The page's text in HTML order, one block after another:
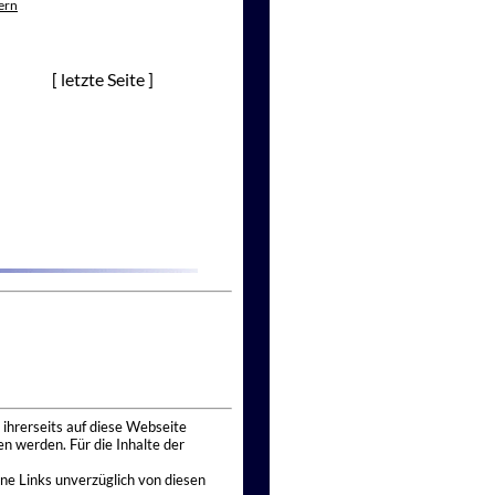
[ letzte Seite ]
auf diese Webseite
werden. Für die Inhalte der
Links unverzüglich von diesen